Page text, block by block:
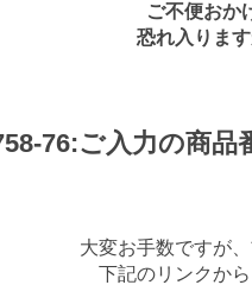
ご不便おか
恐れ入りま
76:ご入力の商品
大変お手数ですが
下記のリンクか